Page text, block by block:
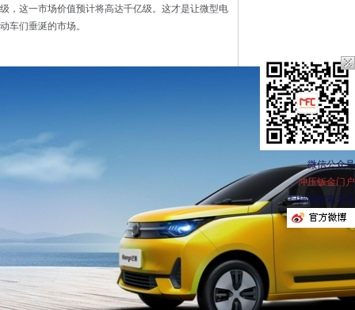
级，这一市场价值预计将高达千亿级。这才是让微型电
动车们垂涎的市场。
微信公众号
冲压钣金门户
扫描或搜索关注